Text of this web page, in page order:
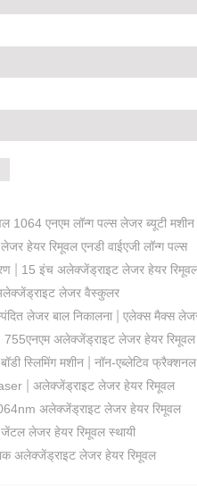
1064 एनएम लॉन्ग पल्स लेजर ब्यूटी मशीन
हेयर रिमूवल एनडी वाईएजी लॉन्ग पल्स
| 15 इंच अलेक्जेंड्राइट लेजर हेयर
लेजर वैस्कुलर
लेजर बाल निकालना| एलेक्स मैक्स
755एनएम अलेक्जेंड्राइट लेजर हेयर रिमूवल
स्लिमिंग मशीन| नॉन-एब्लेटिव फ्रैक्शनल
| अलेक्जेंड्राइट लेजर हेयर रिमूवल
अलेक्जेंड्राइट लेजर हेयर रिमूवल
जेंटल लेजर हेयर रिमूवल स्थायी
अलेक्जेंड्राइट लेजर हेयर रिमूवल